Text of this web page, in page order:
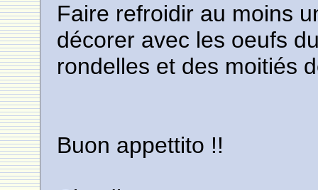
Faire refroidir au moins
décorer avec les oeufs
rondelles et des moitiés
Buon appettito !!